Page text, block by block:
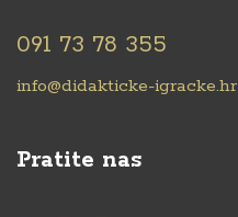
091 73 78 355
info@didakticke-igracke.hr
Pratite nas